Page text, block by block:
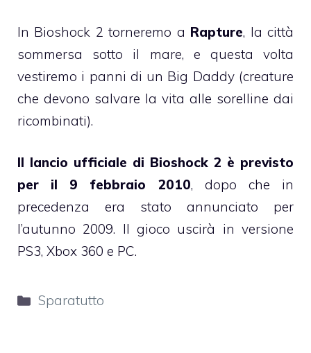
In Bioshock 2 torneremo a Rapture, la città
sommersa sotto il mare, e questa volta
vestiremo i panni di un Big Daddy (creature
che devono salvare la vita alle sorelline dai
ricombinati).
Il lancio ufficiale di Bioshock 2 è previsto
per il 9 febbraio 2010, dopo che in
precedenza era stato annunciato per
l’autunno 2009. Il gioco uscirà in versione
PS3, Xbox 360 e PC.
Categorie
Sparatutto